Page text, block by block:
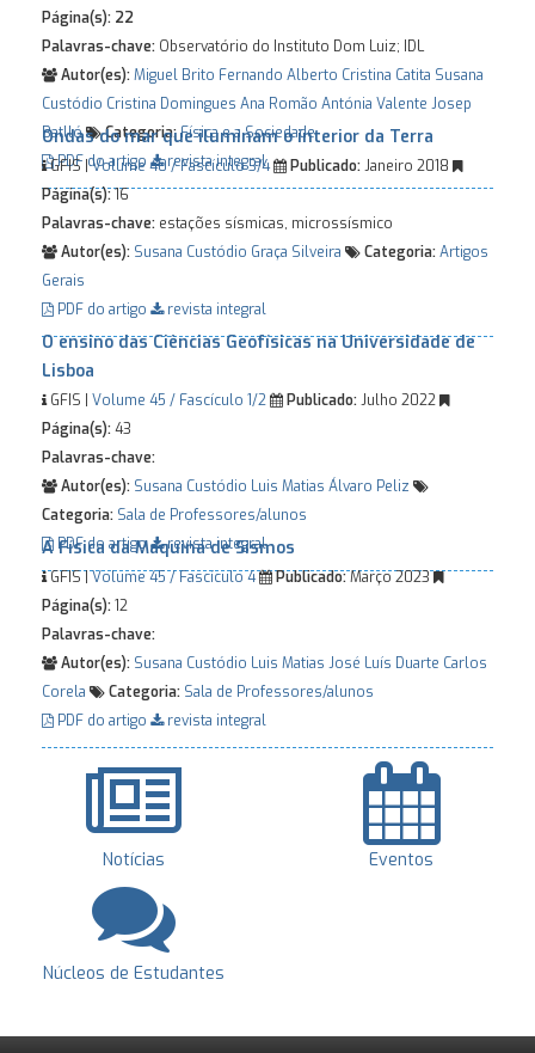
Página(s): 22
Palavras-chave: Observatório do Instituto Dom Luiz; IDL
Autor(es):Miguel Brito Fernando Alberto Cristina Catita Susana
Custódio Cristina Domingues Ana Romão Antónia Valente Josep
Batlló
Categoria:Física e a Sociedade
PDF do artigo
revista integral
Ondas do mar que iluminam o interior da Terra
GFIS |Volume 40 / Fascículo 3/4 Publicado:Janeiro 2018
Página(s):16
Palavras-chave: estações sísmicas, microssísmico
Autor(es): Susana Custódio Graça Silveira Categoria:Artigos
Gerais
PDF do artigo
revista integral
O ensino das Ciências Geofísicas na Universidade de
Lisboa
GFIS | Volume 45 / Fascículo 1/2 Publicado:Julho 2022
Página(s):43
Palavras-chave:
Autor(es): Susana Custódio Luis Matias Álvaro Peliz
Categoria: Sala de Professores/alunos
PDF do artigo
revista integral
A Física da Máquina de Sismos
GFIS |Volume 45 / Fascículo 4 Publicado:Março 2023
Página(s):12
Palavras-chave:
Autor(es): Susana Custódio Luis Matias José Luís Duarte Carlos
Corela
Categoria: Sala de Professores/alunos
PDF do artigo
revista integral
Notícias Eventos
Núcleos de Estudantes